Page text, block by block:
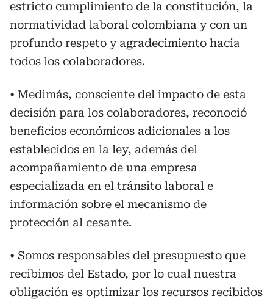
estricto cumplimiento de la constitución, la
normatividad laboral colombiana y con un
profundo respeto y agradecimiento hacia
todos los colaboradores.
• Medimás, consciente del impacto de esta
decisión para los colaboradores, reconoció
beneficios económicos adicionales a los
establecidos en la ley, además del
acompañamiento de una empresa
especializada en el tránsito laboral e
información sobre el mecanismo de
protección al cesante.
• Somos responsables del presupuesto que
recibimos del Estado, por lo cual nuestra
obligación es optimizar los recursos recibidos